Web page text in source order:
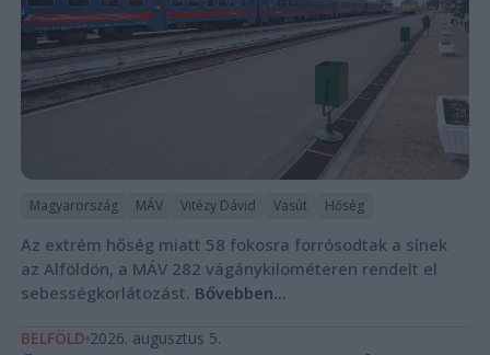
Magyarország MÁV Vitézy Dávid Vasút Hőség
Az extrém hőség miatt 58 fokosra forrósodtak a sínek
az Alföldön, a MÁV 282 vágánykilométeren rendelt el
sebességkorlátozást. Bővebben...
BELFÖLD 2026. augusztus 5.